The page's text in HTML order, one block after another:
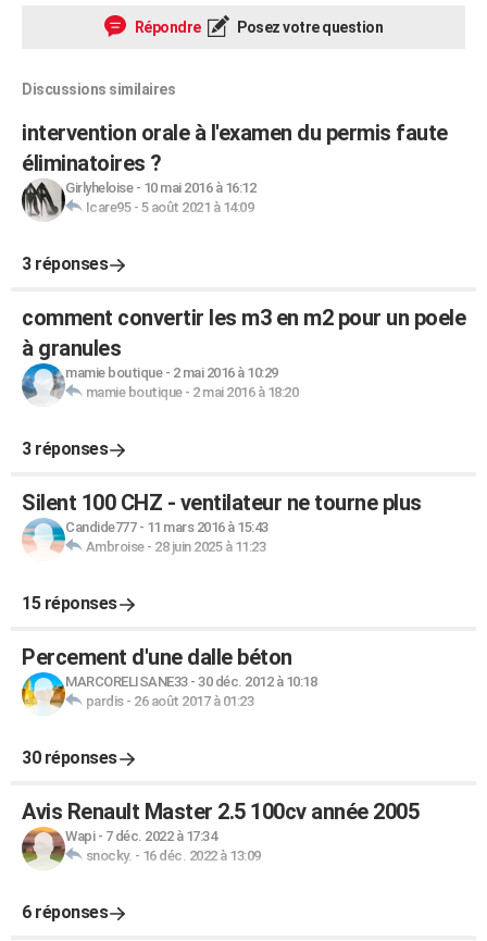
Répondre Posez votre question
Discussions similaires
intervention orale à l'examen du permis faute
éliminatoires ?
Girlyheloise- 10 mai 2016 à 16:12
Icare95- 5 août 2021 à 14:09
3 réponses
comment convertir les m3 en m2 pour un poele
à granules
mamie boutique- 2 mai 2016 à 10:29
mamie boutique- 2 mai 2016 à 18:20
3 réponses
Silent 100 CHZ - ventilateur ne tourne plus
Candide777- 11 mars 2016 à 15:43
Ambroise- 28 juin 2025 à 11:23
15 réponses
Percement d'une dalle béton
MARCORELISANE33- 30 déc. 2012 à 10:18
pardis- 26 août 2017 à 01:23
30 réponses
Avis Renault Master 2.5 100cv année 2005
Wapi- 7 déc. 2022 à 17:34
snocky. - 16 déc. 2022 à 13:09
6 réponses